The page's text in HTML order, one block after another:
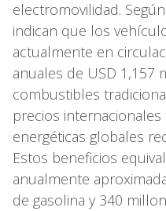
electromovilidad.
indican que los
actualmente en
anuales de USD 1,157
combustibles
precios
energéticas globales
Estos beneficios
anualmente
de gasolina y 340